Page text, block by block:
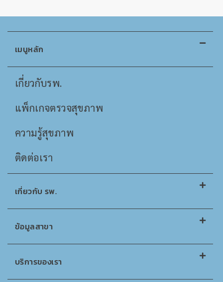
เมนูหลัก
เกี่ยวกับรพ.
แพ็กเกจตรวจสุขภาพ
ความรู้สุขภาพ
ติดต่อเรา
เกี่ยวกับ รพ.
ข้อมูลสาขา
บริการของเรา